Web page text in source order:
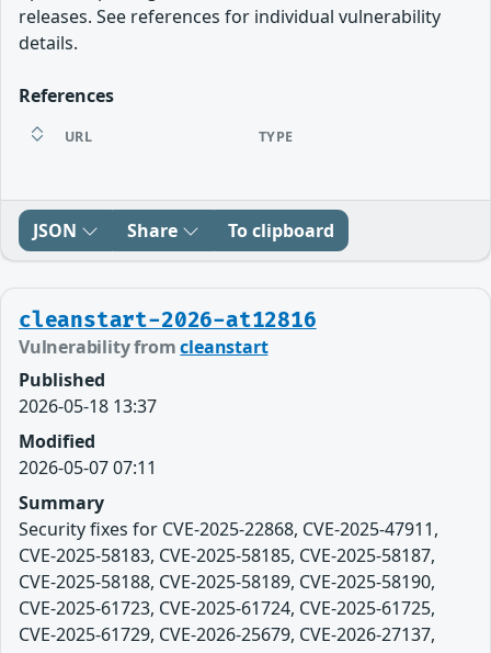
releases. See references for individual vulnerability
details.
References
URL TYPE
JSON Share To clipboard
cleanstart-2026-at12816
Vulnerability fromcleanstart
Published
2026-05-18 13:37
Modified
2026-05-07 07:11
Summary
Security fixes for CVE-2025-22868, CVE-2025-47911,
CVE-2025-58183, CVE-2025-58185, CVE-2025-58187,
CVE-2025-58188, CVE-2025-58189, CVE-2025-58190,
CVE-2025-61723, CVE-2025-61724, CVE-2025-61725,
CVE-2025-61729, CVE-2026-25679, CVE-2026-27137,